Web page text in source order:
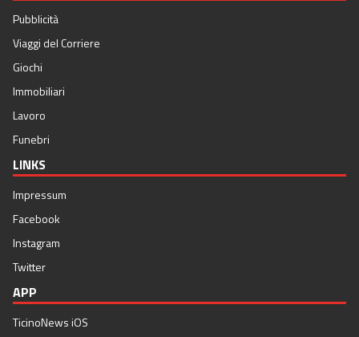
Pubblicità
Viaggi del Corriere
Giochi
Immobiliari
Lavoro
Funebri
LINKS
Impressum
Facebook
Instagram
Twitter
APP
TicinoNews iOS